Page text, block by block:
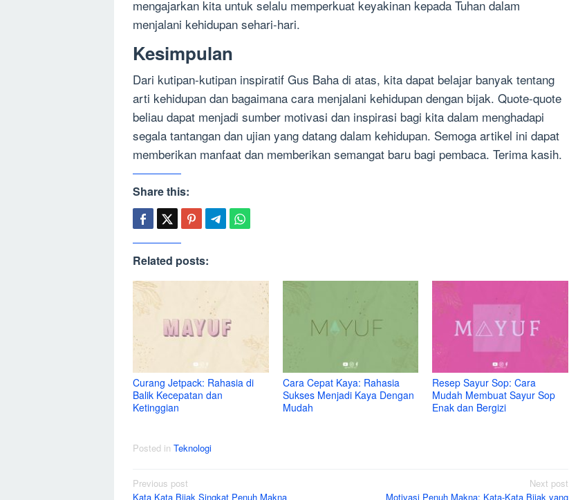
mengajarkan kita untuk selalu memperkuat keyakinan kepada Tuhan dalam
menjalani kehidupan sehari-hari.
Kesimpulan
Dari kutipan-kutipan inspiratif Gus Baha di atas, kita dapat belajar banyak tentang
arti kehidupan dan bagaimana cara menjalani kehidupan dengan bijak. Quote-quote
beliau dapat menjadi sumber motivasi dan inspirasi bagi kita dalam menghadapi
segala tantangan dan ujian yang datang dalam kehidupan. Semoga artikel ini dapat
memberikan manfaat dan memberikan semangat baru bagi pembaca. Terima kasih.
Share this:
Related posts:
Curang Jetpack: Rahasia di
Balik Kecepatan dan
Ketinggian
Cara Cepat Kaya: Rahasia
Sukses Menjadi Kaya Dengan
Mudah
Resep Sayur Sop: Cara
Mudah Membuat Sayur Sop
Enak dan Bergizi
Posted in Teknologi
Post
Previous post
Kata Kata Bijak Singkat Penuh Makna
Next post
Motivasi Penuh Makna: Kata-Kata Bijak yang